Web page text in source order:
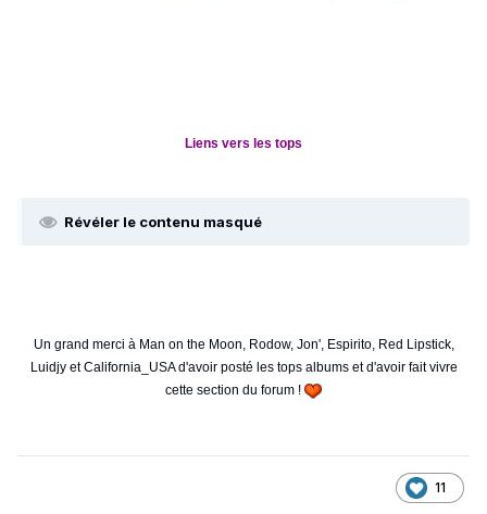
Liens vers les tops
Révéler le contenu masqué
Un grand merci à Man on the Moon, Rodow, Jon', Espirito, Red Lipstick,
Luidjy et California_USA d'avoir posté les tops albums et d'avoir fait vivre
cette section du forum !
11